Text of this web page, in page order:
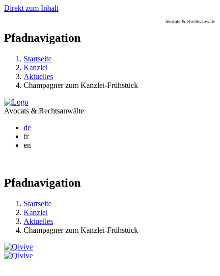
Direkt zum Inhalt
Avocats & Rechtsanwälte
Pfadnavigation
Startseite
Kanzlei
Aktuelles
Champagner zum Kanzlei-Frühstück
Avocats & Rechtsanwälte
de
fr
en
Pfadnavigation
Startseite
Kanzlei
Aktuelles
Champagner zum Kanzlei-Frühstück